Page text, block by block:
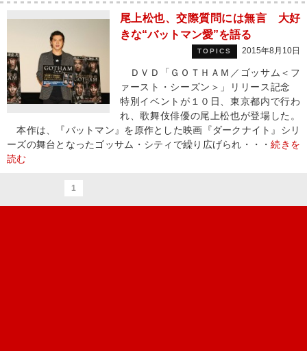
尾上松也、交際質問には無言 大好
きな“バットマン愛”を語る
TOPICS 2015年8月10日
ＤＶＤ「ＧＯＴＨＡＭ／ゴッサム＜フ
ァースト・シーズン＞」リリース記念
特別イベントが１０日、東京都内で行わ
れ、歌舞伎俳優の尾上松也が登場した。
本作は、『バットマン』を原作とした映画『ダークナイト』シリ
ーズの舞台となったゴッサム・シティで繰り広げられ・・・続きを
読む
1